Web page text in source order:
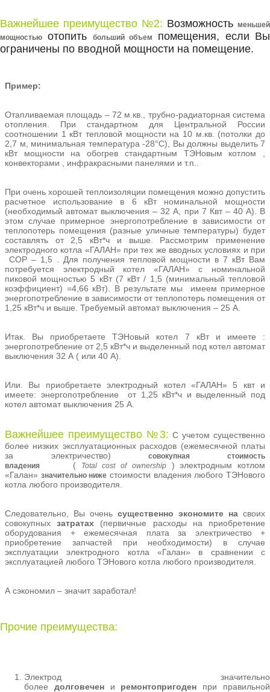
Важнейшее преимущество №2: Возможностьменьшей
мощностью
отопить больший объем
помещения, если Вы
ограничены по вводной мощности на помещение.
Пример:
Отапливаемая площадь – 72 м.кв., трубно-радиаторная система
отопления. При стандартном для Центральной России
соотношении 1 кВт тепловой мощности на 10 м.кв. (потолки до
2,7 м, минимальная температура -28°С), Вы должны выделить 7
кВт мощности на обогрев стандартным ТЭНовым котлом ,
конвекторами , инфракрасными панелями и т.п..
При очень хорошей теплоизоляции помещения можно допустить
расчетное использование в 6 кВт номинальной мощности
(необходимый автомат выключения – 32 А, при 7 Квт – 40 А). В
этом случае примерное энергопотребление в зависимости от
теплопотерь помещения (разные уличные температуры) будет
составлять от 2,5 кВт*ч и выше. Рассмотрим применение
электродного котла «ГАЛАН» при тех же вводных условиях и при
СОР – 1,5 . Для получения тепловой мощности в 7 кВт Вам
потребуется электродный котел «ГАЛАН» с номинальной
пиковой мощностью 5 кВт (7 кВт / 1,5 (минимальный тепловой
коэффициент) =4,66 кВт). В результате мы имеем примерное
энергопотребление в зависимости от теплопотерь помещения от
1,25 кВт*ч и выше. Требуемый автомат выключения – 25 А.
Итак. Вы приобретаете ТЭНовый котел 7 кВт и имеете :
энергопотребление от 2,5 кВт*ч и выделенный под котел автомат
выключения 32 А ( или 40 А).
Или. Вы приобретаете электродный котел «ГАЛАН» 5 квт и
имеете: энергопотребление от 1,25 кВт*ч и выделенный под
котел автомат выключения 25 А.
Важнейшее преимущество №3: С учетом существенно
более низких эксплуатационных расходов (ежемесячной платы
за электричество)совокупная стоимость
владения
( Total cost of ownership) электродным котлом
«Галан» значительно ниже стоимости владения любого ТЭНового
котла любого производителя.
Следовательно, Вы очень существенно экономите на своих
совокупныхзатратах (первичные расходы на приобретение
оборудования + ежемесячная плата за электричество +
приобретение запчастей при необходимости) в случае
эксплуатации электродного котла «Галан» в сравнении с
эксплуатацией любого ТЭНового котла любого производителя.
А сэкономил – значит заработал!
Прочие преимущества:
Электрод значительно
более долговечени ремонтопригоден при правильной